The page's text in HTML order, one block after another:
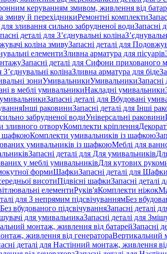
керуванням змивом, живлення від
змиву й перехідникиРемонтні комплекти
зливання сильно забрудненої водиЗапасні
деталі для З’єднувальні коліна
коліна змивуЗапасні деталі для
елементиЗливна арматура для пісуарів
Запасні деталі для Сифони прихованого
З’єднувальні колінаЗливна арматура для біде
зониУмивальникиУмивальникиЗапасні
в меблі умивальникиНакладні умивальники
Запасні деталі для Вбудовані
Інші раковиниЗапасні деталі для Інші
забрудненої водиУніверсальні раковини
зливного отворуКомплекти кріплення
шафкоюКомплекти умивальників із шафкою
умивальників із шафкоюМеблі для
Запасні деталі для Для умивальників
у меблі умивальниківДля кутових
формиШафкиЗапасні деталі для Шафки
висотиПідвісні шафкиЗапасні деталі
елементиРуків'яКомплекти ніжок
для З непрямим підсвічуваннямБез
Без вбудованого підсвічуванняЗапасні деталі
для умивальникаЗапасні деталі для
монтаж, живлення від батарейЗапасні
живлення від генератораВертикальний
деталі для Настінний монтаж, живлення